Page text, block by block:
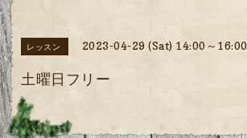
レッスン 2023-04-29 (Sat) 14:00～16:00
土曜日フリー